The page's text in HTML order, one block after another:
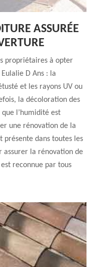
ASSURÉE
propriétaires à opter
D Ans : la
et les rayons UV ou
la décoloration des
l’humidité est
une rénovation de la
présente dans toutes les
assurer la rénovation de
reconnue par tous